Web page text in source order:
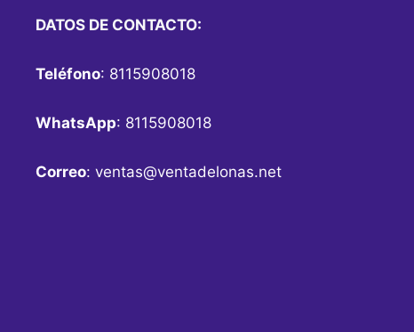
DATOS DE CONTACTO:
Teléfono: 8115908018
WhatsApp: 8115908018
Correo: ventas@ventadelonas.net